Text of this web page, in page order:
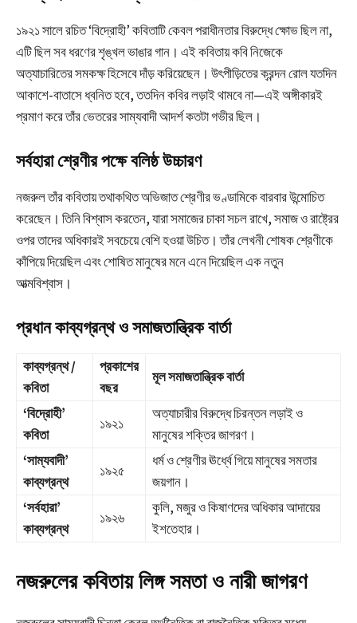
১৯২১ সালে রচিত ‘বিদ্রোহী’ কবিতাটি কেবল পরাধীনতার বিরুদ্ধে ক্ষোভ ছিল না,
এটি ছিল সব ধরণের শৃঙ্খল ভাঙার গান। এই কবিতায় কবি নিজেকে
অত্যাচারিতের সমকক্ষ হিসেবে দাঁড় করিয়েছেন। উৎপীড়িতের ক্রন্দন রোল যতদিন
আকাশে-বাতাসে ধ্বনিত হবে, ততদিন কবির লড়াই থামবে না—এই অঙ্গীকারই
প্রমাণ করে তাঁর ভেতরের সাম্যবাদী আদর্শ কতটা গভীর ছিল।
সর্বহারা শ্রেণীর পক্ষে বলিষ্ঠ উচ্চারণ
নজরুল তাঁর কবিতায় তথাকথিত অভিজাত শ্রেণীর ভণ্ডামিকে বারবার উন্মোচিত
করেছেন। তিনি বিশ্বাস করতেন, যারা সমাজের চাকা সচল রাখে, সমাজ ও রাষ্ট্রের
ওপর তাদের অধিকারই সবচেয়ে বেশি হওয়া উচিত। তাঁর লেখনী শোষক শ্রেণীকে
কাঁপিয়ে দিয়েছিল এবং শোষিত মানুষের মনে এনে দিয়েছিল এক নতুন
আত্মবিশ্বাস।
প্রধান কাব্যগ্রন্থ ও সমাজতান্ত্রিক বার্তা
কাব্যগ্রন্থ /
কবিতা
প্রকাশের
বছর
মূল সমাজতান্ত্রিক বার্তা
‘বিদ্রোহী’
কবিতা
১৯২১
অত্যাচারীর বিরুদ্ধে চিরন্তন লড়াই ও
মানুষের শক্তির জাগরণ।
‘সাম্যবাদী’
কাব্যগ্রন্থ
১৯২৫
ধর্ম ও শ্রেণীর ঊর্ধ্বে গিয়ে মানুষের সমতার
জয়গান।
‘সর্বহারা’
কাব্যগ্রন্থ
১৯২৬
কুলি, মজুর ও কিষাণদের অধিকার আদায়ের
ইশতেহার।
নজরুলের কবিতায় লিঙ্গ সমতা ও নারী জাগরণ